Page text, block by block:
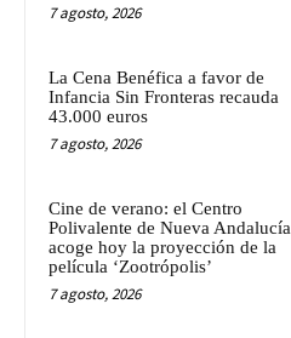
7 agosto, 2026
La Cena Benéfica a favor de
Infancia Sin Fronteras recauda
43.000 euros
7 agosto, 2026
Cine de verano: el Centro
Polivalente de Nueva Andalucía
acoge hoy la proyección de la
película ‘Zootrópolis’
7 agosto, 2026